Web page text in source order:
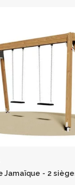
Jamaïque - 2